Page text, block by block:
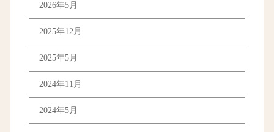
2026年5月
2025年12月
2025年5月
2024年11月
2024年5月